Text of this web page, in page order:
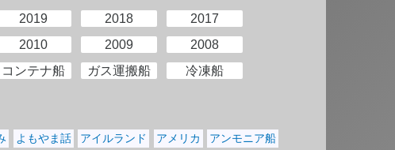
2019 2018
2017
2010 2009
2008
コンテナ船 ガス運搬船
冷凍船
よもやま話 アイルランド アメリカ アンモニア船